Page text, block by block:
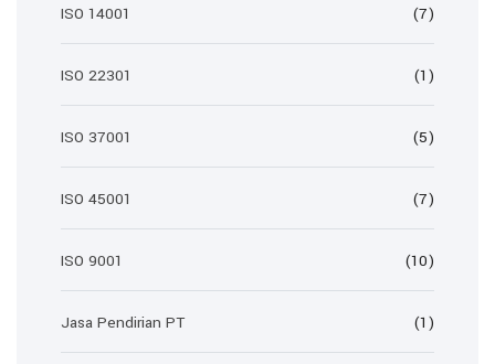
ISO 14001 (7)
ISO 22301 (1)
ISO 37001 (5)
ISO 45001 (7)
ISO 9001 (10)
Jasa Pendirian PT (1)